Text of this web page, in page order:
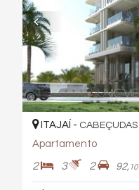
ITAJAÍ - CABEÇUDAS
Apartamento
2 3 2 92, 10